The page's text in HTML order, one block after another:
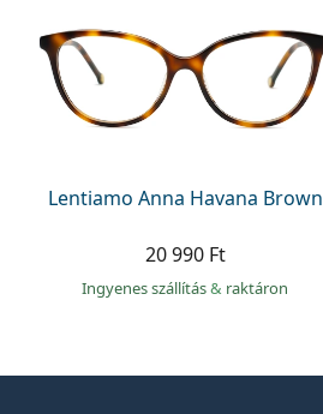
Lentiamo Anna Havana Brown
20 990 Ft
Ingyenes szállítás& raktáron